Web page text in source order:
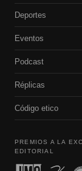
Deportes
Eventos
Podcast
Réplicas
Código etico
PREMIOS A LA
EDITORIAL